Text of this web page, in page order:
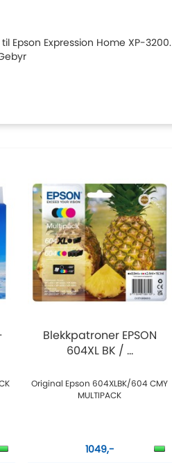
Epson Expression Home XP-3200.
Blekkpatroner EPSON
604XL BK / ...
Original Epson 604XLBK/604 CMY
MULTIPACK
1049,-